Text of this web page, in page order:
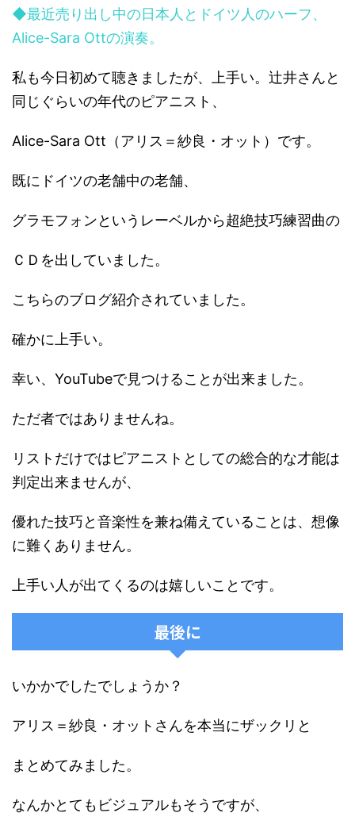
◆最近売り出し中の日本人とドイツ人のハーフ、
Alice-Sara Ottの演奏。
私も今日初めて聴きましたが、上手い。辻井さんと
同じぐらいの年代のピアニスト、
Alice-Sara Ott（アリス＝紗良・オット）です。
既にドイツの老舗中の老舗、
グラモフォンというレーベルから超絶技巧練習曲の
ＣＤを出していました。
こちらのブログ紹介されていました。
確かに上手い。
幸い、YouTubeで見つけることが出来ました。
ただ者ではありませんね。
リストだけではピアニストとしての総合的な才能は
判定出来ませんが、
優れた技巧と音楽性を兼ね備えていることは、想像
に難くありません。
上手い人が出てくるのは嬉しいことです。
最後に
いかかでしたでしょうか？
アリス＝紗良・オットさんを本当にザックリと
まとめてみました。
なんかとてもビジュアルもそうですが、